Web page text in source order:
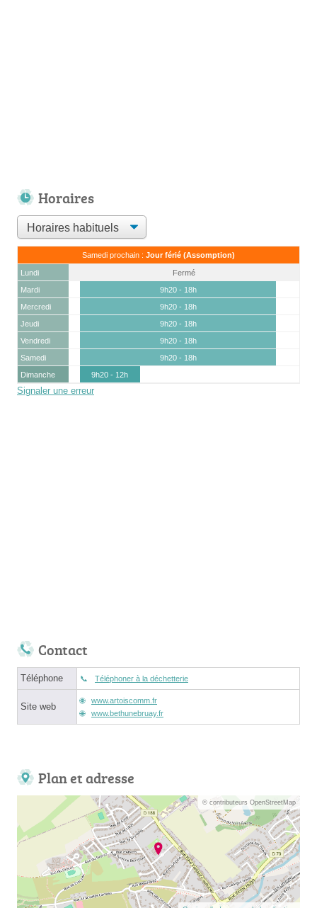
Horaires
Samedi prochain : Jour férié (Assomption)
Lundi
Fermé
Mardi
9h20 - 18h
Mercredi
9h20 - 18h
Jeudi
9h20 - 18h
Vendredi
9h20 - 18h
Samedi
9h20 - 18h
Dimanche
9h20 - 12h
Signaler une erreur
Contact
Téléphone Téléphoner à la déchetterie
Site web
www.artoiscomm.fr
www.bethunebruay.fr
Plan et adresse
© contributeurs OpenStreetMap